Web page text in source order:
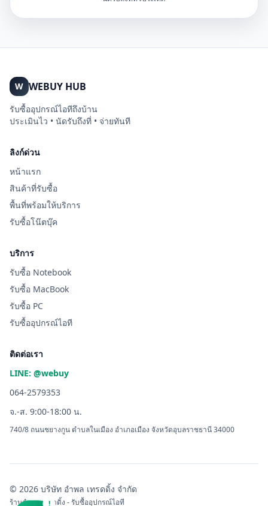
W WEBUY HUB
รับซื้ออุปกรณ์ไอทีถึงบ้าน
ประเมินไว • นัดรับถึงที่ • จ่ายทันที
ลิงก์ด่วน
หน้าแรก
สินค้าที่รับซื้อ
พื้นที่พร้อมให้บริการ
รับซื้อโน๊ตบุ๊ค
บริการ
รับซื้อ Notebook
รับซื้อ MacBook
รับซื้อ PC
รับซื้ออุปกรณ์ไอที
ติดต่อเรา
LINE: @webuy
064-2579353
จ.-ส. 9:00-18:00 น.
740/8 ถนนชยางกูน ตำบลในเมือง อำเภอเมือง จังหวัดอุบลราชธานี 34000
© 2026 บริษัท อำพล เทรดดิ้ง จำกัด
ร้านอำพล เทรดดิ้ง - รับซื้ออุปกรณ์ไอที